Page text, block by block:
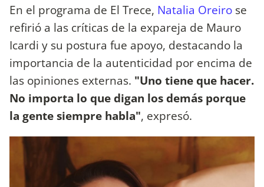
En el programa de El Trece, Natalia Oreiro se
refirió a las críticas de la expareja de Mauro
Icardi y su postura fue apoyo, destacando la
importancia de la autenticidad por encima de
las opiniones externas. "Uno tiene que hacer.
No importa lo que digan los demás porque
la gente siempre habla", expresó.